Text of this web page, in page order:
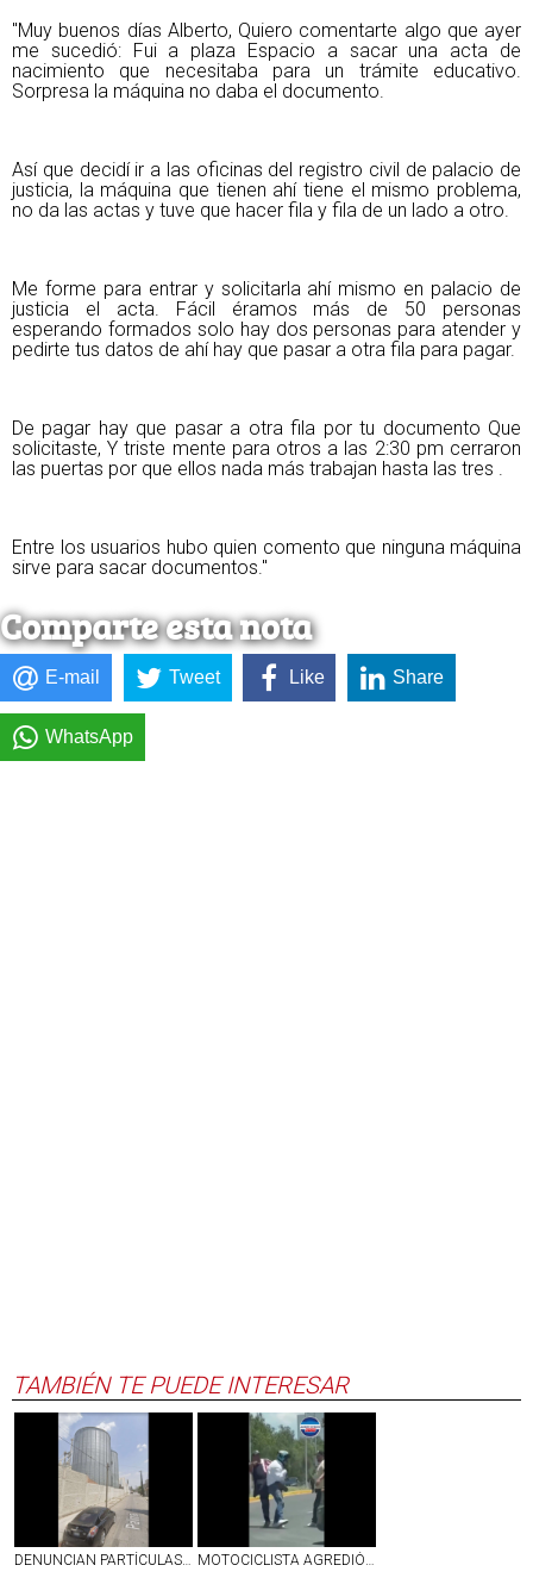
"Muy buenos días Alberto, Quiero comentarte algo que ayer
me sucedió: Fui a plaza Espacio a sacar una acta de
nacimiento que necesitaba para un trámite educativo.
Sorpresa la máquina no daba el documento.
Así que decidí ir a las oficinas del registro civil de palacio de
justicia, la máquina que tienen ahí tiene el mismo problema,
no da las actas y tuve que hacer fila y fila de un lado a otro.
Me forme para entrar y solicitarla ahí mismo en palacio de
justicia el acta. Fácil éramos más de 50 personas
esperando formados solo hay dos personas para atender y
pedirte tus datos de ahí hay que pasar a otra fila para pagar.
De pagar hay que pasar a otra fila por tu documento Que
solicitaste, Y triste mente para otros a las 2:30 pm cerraron
las puertas por que ellos nada más trabajan hasta las tres .
Entre los usuarios hubo quien comento que ninguna máquina
sirve para sacar documentos."
Comparte esta nota
E-mail Tweet Like Share
WhatsApp
TAMBIÉN TE PUEDE INTERESAR
DENUNCIAN PARTÍCULAS EN EL AMBIENTE QUE ARROJA PLANTA EN CONVENCIÓN Y ZARAGOZA EN AGS MOTOCICLISTA AGREDIÓ A UNOS ABUELITOS EN JESÚS MARÍA Y TERMINÓ SIENDO GOLPEADO | VIDEO